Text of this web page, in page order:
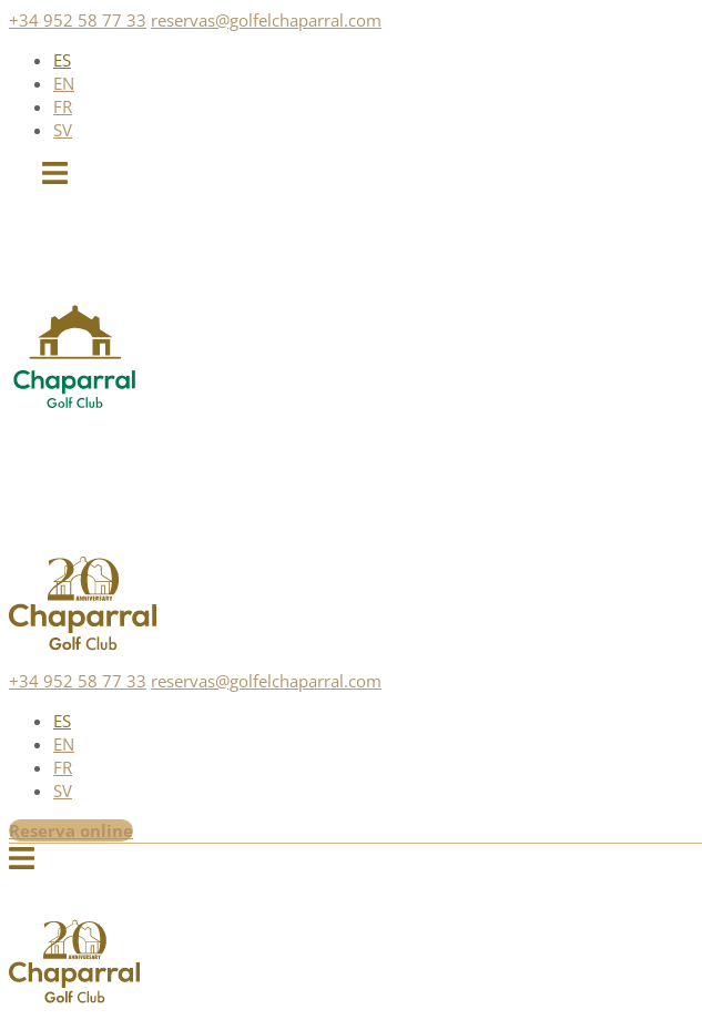
Saltar
contenido
+34 952 58 77 33 reservas@golfelchaparral.com
ES
EN
FR
SV
+34 952 58 77 33 reservas@golfelchaparral.com
ES
EN
FR
SV
Reserva online